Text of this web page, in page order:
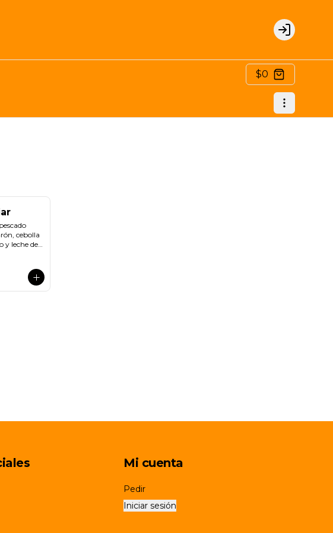
Login
$0
cebolla
y leche de
Mi cuenta
Pedir
Iniciar sesión